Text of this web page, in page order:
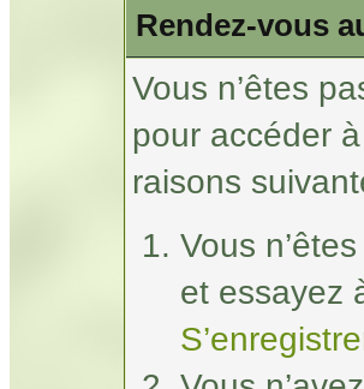
Rendez-vous
Vous n’êtes
pour accéder
raisons
Vous
et essayez